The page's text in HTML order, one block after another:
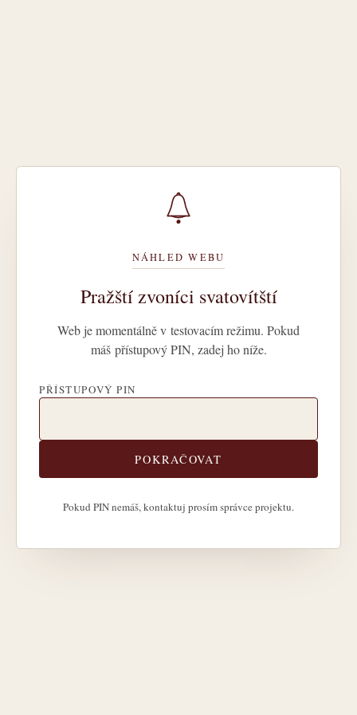
NÁHLED WEBU
Pražští zvoníci svatovítští
Web je momentálně v testovacím režimu. Pokud
máš přístupový PIN, zadej ho níže.
PŘÍSTUPOVÝ PIN
POKRAČOVAT
Pokud PIN nemáš, kontaktuj prosím správce projektu.